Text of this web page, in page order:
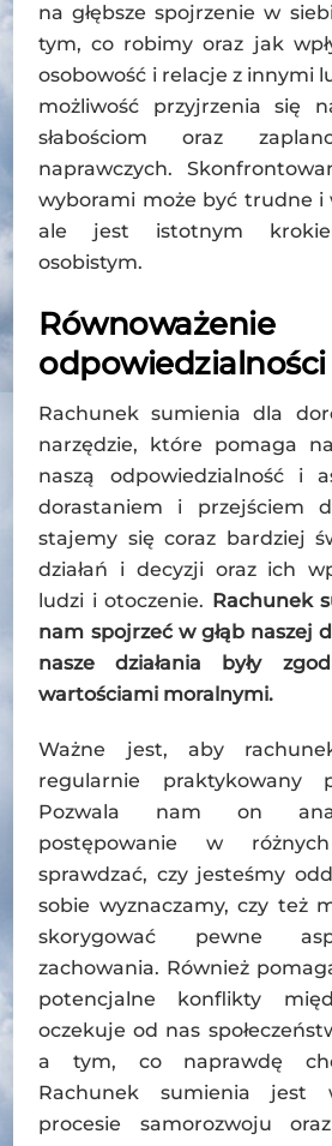
na głębsze spojrzenie w
tym, co robimy oraz jak
osobowość i relacje z innymi
możliwość przyjrzenia się
słabościom oraz
naprawczych.
wyborami może być trudne i
ale jest istotnym
osobistym.
Równoważenie
odpowiedzialności
Rachunek sumienia dla
narzędzie, które pomaga
naszą odpowiedzialność i
dorastaniem i przejściem
stajemy się coraz bardziej
działań i decyzji oraz ich
ludzi i otoczenie. Rachunek
nam spojrzeć w głąb naszej
nasze działania były
wartościami moralnymi.
Ważne jest, aby
regularnie praktykowany
Pozwala nam on
postępowanie w
sprawdzać, czy jesteśmy
sobie wyznaczamy, czy też
skorygować pewne
zachowania. Również
potencjalne konflikty
oczekuje od nas
a tym, co naprawdę
Rachunek sumienia
procesie samorozwoju